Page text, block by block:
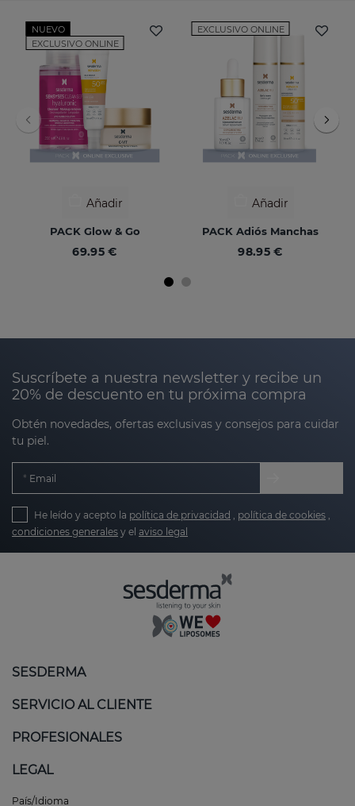
NUEVO
EXCLUSIVO ONLINE
Añadir
PACK Glow & Go
69.95 €
EXCLUSIVO ONLINE
Añadir
PACK Adiós Manchas
98.95 €
Suscríbete a nuestra newsletter y recibe un
20% de descuento en tu próxima compra
Obtén novedades, ofertas exclusivas y consejos para cuidar
tu piel.
Email
He leído y acepto la política de privacidad política de cookies
condiciones generales y el aviso legal
SESDERMA
SERVICIO AL CLIENTE
PROFESIONALES
LEGAL
País/Idioma